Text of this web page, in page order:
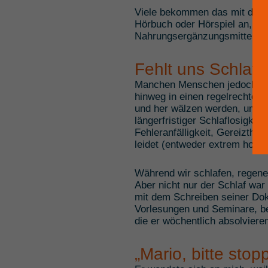
Viele bekommen das mit
Hörbuch oder Hörspiel an,
Nahrungsergänzungsmittel
Fehlt uns Schlaf,
Manchen Menschen jedoch
hinweg in einen
und her wälzen werden, um
längerfristiger
Fehleranfälligkeit,
leidet (entweder extrem
Während wir schlafen,
Aber nicht nur der Schlaf
mit dem Schreiben seiner
Vorlesungen und Seminare,
die er wöchentlich
„Mario, bitte